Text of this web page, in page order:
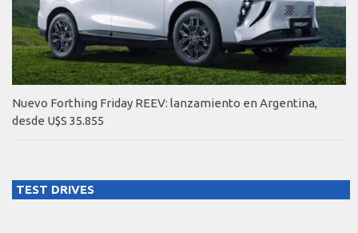
Nuevo Forthing Friday REEV: lanzamiento en Argentina,
desde U$S 35.855
TEST DRIVES